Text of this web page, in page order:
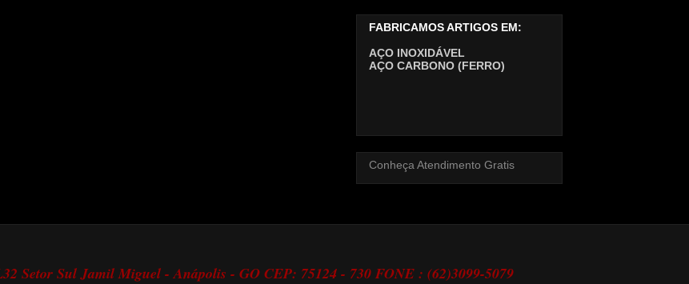
FABRICAMOS ARTIGOS EM:
AÇO INOXIDÁVEL
AÇO CARBONO (FERRO)
Conheça Atendimento Gratis
Setor Sul Jamil Miguel - Anápolis - GO CEP: 75124 - 730 FONE : (62)3099-5079